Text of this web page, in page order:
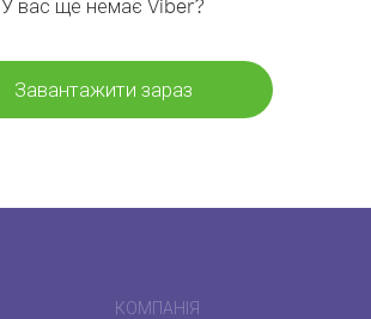
У вас ще немає Viber?
Завантажити зараз
КОМПАНІЯ